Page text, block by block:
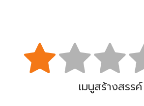
เมนูสร้างสรรค์